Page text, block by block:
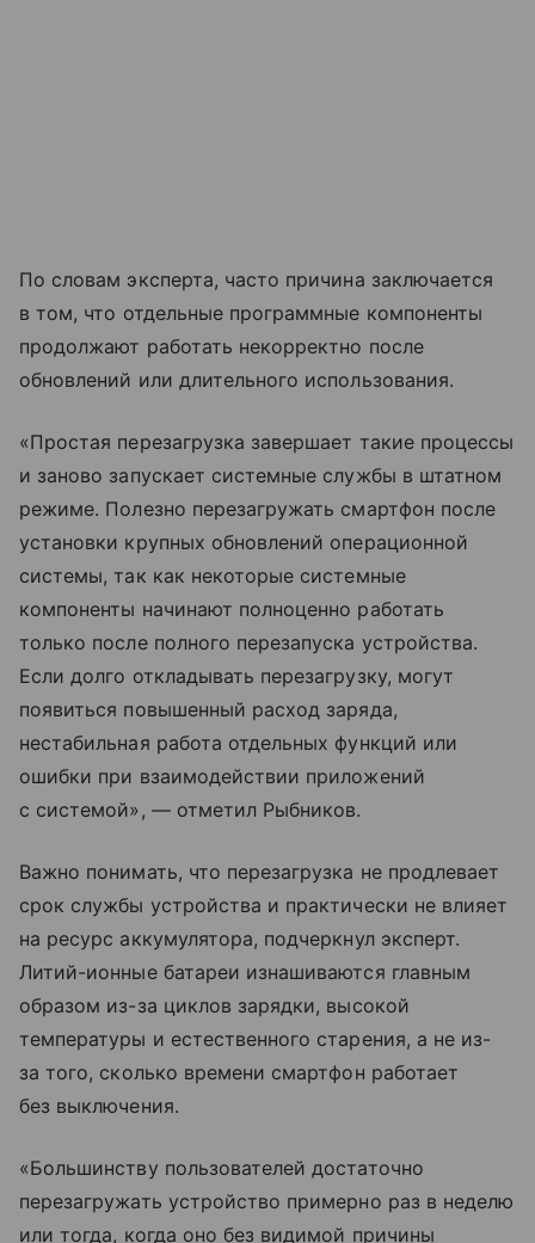
По словам эксперта, часто причина заключается
в том, что отдельные программные компоненты
продолжают работать некорректно после
обновлений или длительного использования.
«Простая перезагрузка завершает такие процессы
и заново запускает системные службы в штатном
режиме. Полезно перезагружать смартфон после
установки крупных обновлений операционной
системы, так как некоторые системные
компоненты начинают полноценно работать
только после полного перезапуска устройства.
Если долго откладывать перезагрузку, могут
появиться повышенный расход заряда,
нестабильная работа отдельных функций или
ошибки при взаимодействии приложений
с системой», — отметил Рыбников.
Важно понимать, что перезагрузка не продлевает
срок службы устройства и практически не влияет
на ресурс аккумулятора, подчеркнул эксперт.
Литий-ионные батареи изнашиваются главным
образом из-за циклов зарядки, высокой
температуры и естественного старения, а не из-
за того, сколько времени смартфон работает
без выключения.
«Большинству пользователей достаточно
перезагружать устройство примерно раз в неделю
или тогда, когда оно без видимой причины